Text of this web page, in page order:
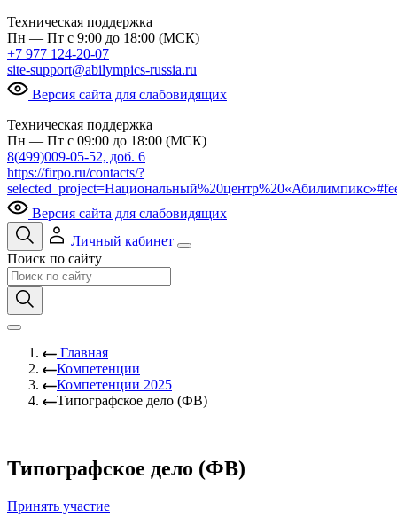
Техническая поддержка
Пн — Пт с 9:00 до 18:00 (МСК)
+7 977 124-20-07
site-support@abilympics-russia.ru
Версия сайта для слабовидящих
Техническая поддержка
Пн — Пт с 09:00 до 18:00 (МСК)
8(499)009-05-52, доб. 6
https://firpo.ru/contacts/?
Версия сайта для слабовидящих
Личный кабинет
Поиск по сайту
Главная
Компетенции
Компетенции 2025
Типографское дело (ФВ)
Типографское дело (ФВ)
Принять участие